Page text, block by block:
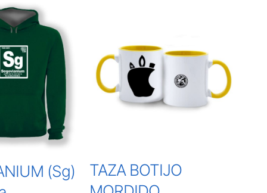
(Sg)
TAZA BOTIJO